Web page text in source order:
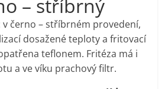
– stříbrný
v černo – stříbrném provedení,
dosažené teploty a fritovací
teflonem. Fritéza má i
a ve víku prachový filtr.